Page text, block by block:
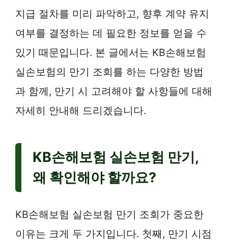
지급 절차를 미리 파악하고, 향후 계약 유지
여부를 결정하는 데 필요한 정보를 얻을 수
있기 때문입니다. 본 글에서는 KB손해보험
실손보험의 만기 조회를 하는 다양한 방법
과 함께, 만기 시 고려해야 할 사항들에 대해
자세히 안내해 드리겠습니다.
KB손해보험 실손보험 만기,
왜 확인해야 할까요?
KB손해보험 실손보험 만기 조회가 중요한
이유는 크게 두 가지입니다. 첫째, 만기 시점